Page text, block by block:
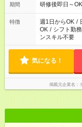
期間 研修後即日～
特徴 週1日からOK /
OK / シフト勤務
ンスキル不要
気になる！
掲載元企業名